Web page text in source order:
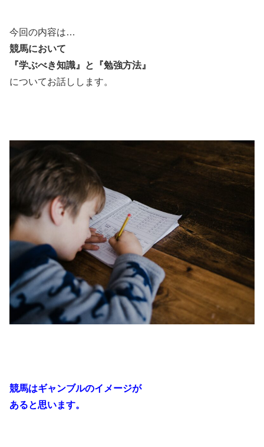
今回の内容は…
競馬において
『学ぶべき知識』と『勉強方法』
についてお話しします。
競馬はギャンブルのイメージが
あると思います。